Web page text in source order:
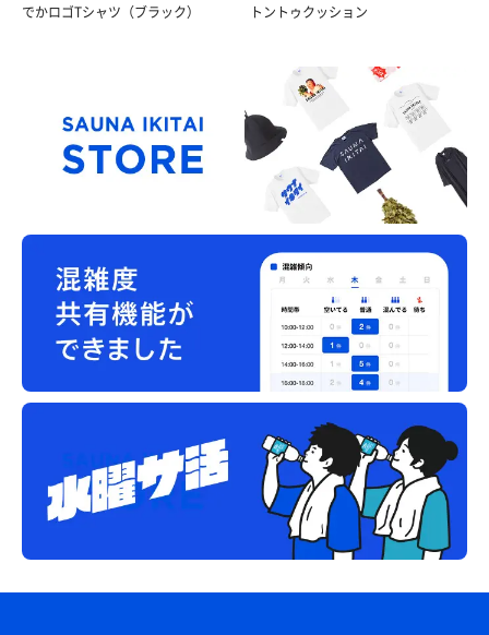
でかロゴTシャツ（ブラック） トントゥクッション